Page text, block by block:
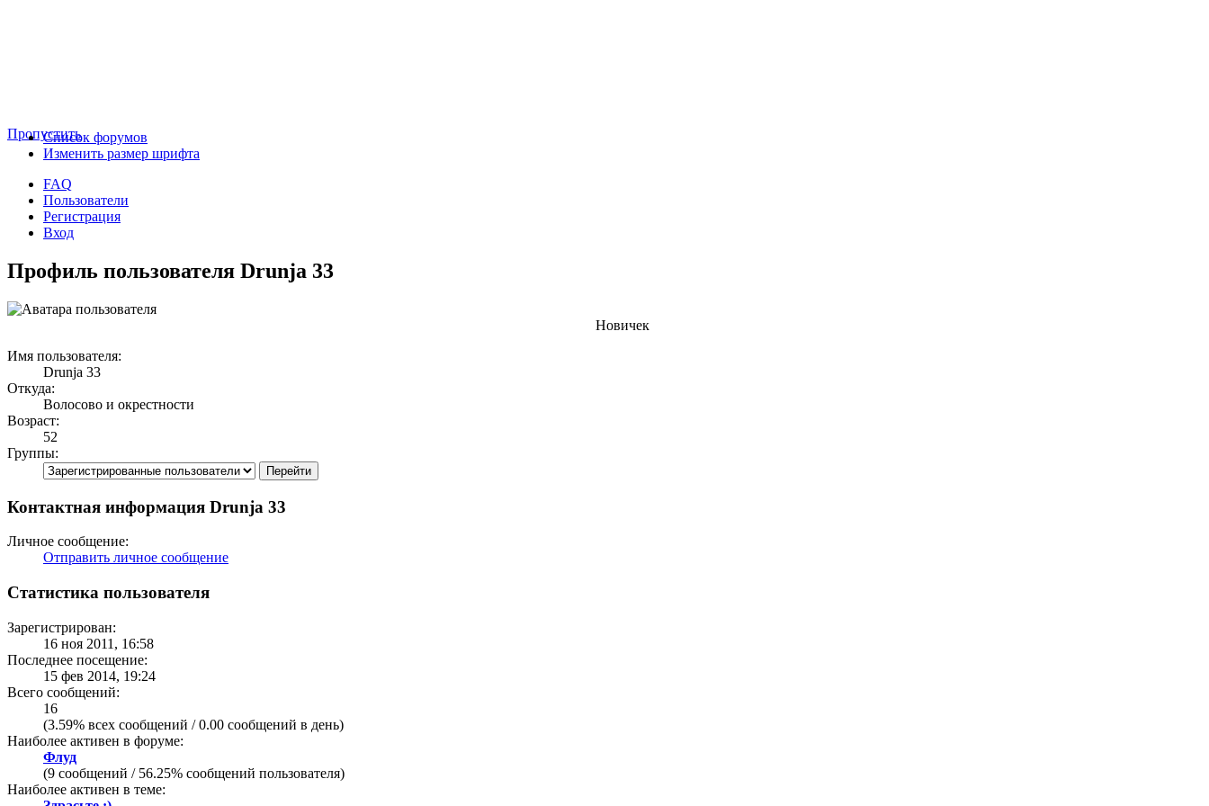
ПропуститьСписок форумов
Изменить размер шрифта
FAQ
Пользователи
Регистрация
Вход
Профиль пользователя Drunja 33
Новичек
Имя пользователя:
Drunja 33
Откуда:
Волосово и окрестности
Возраст:
52
Группы:
Контактная информация Drunja 33
Личное сообщение:
Отправить личное сообщение
Статистика пользователя
Зарегистрирован:
16 ноя 2011, 16:58
Последнее посещение:
15 фев 2014, 19:24
Всего сообщений:
16
(3.59% всех сообщений / 0.00 сообщений в день)
Наиболее активен в форуме:
Флуд
(9 сообщений / 56.25% сообщений пользователя)
Наиболее активен в теме: